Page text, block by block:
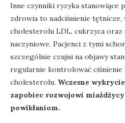
Inne czynniki ryzyka stanowiące
zdrowia to nadciśnienie
cholesterolu LDL, cukrzyca
naczyniowe. Pacjenci z tymi
szczególnie czujni na objawy
regularnie kontrolować
cholesterolu. Wczesne
zapobiec rozwojowi
powikłaniom.